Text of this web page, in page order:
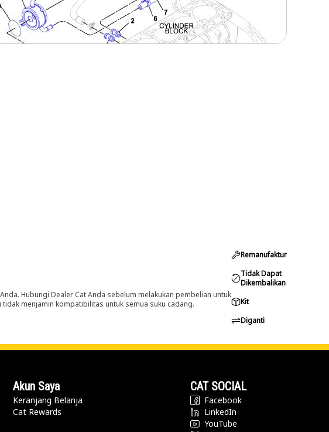
Hubungi Dealer Cat Anda sebelum melakukan pembelian untuk
menjamin kompatibilitas untuk semua suku cadang.
Remanufaktur
Tidak Dapat
Dikembalikan
Kit
Diganti
Akun Saya
Keranjang Belanja
Cat Rewards
CAT SOCIAL
Facebook
LinkedIn
YouTube